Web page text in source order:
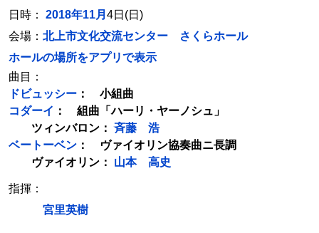
日時： 2018年11月 4日(日)
会場： 北上市文化交流センター さくらホール
ホールの場所をアプリで表示
曲目：
ドビュッシー ： 小組曲
コダーイ ： 組曲「ハーリ・ヤーノシュ」
ツィンバロン：斉藤 浩
ベートーベン ： ヴァイオリン協奏曲ニ長調
ヴァイオリン： 山本 高史
指揮：
宮里英樹